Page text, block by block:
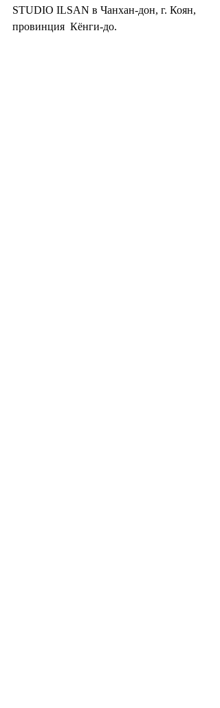
STUDIO ILSAN в Чанхан-дон, г. Коян,
провинция  Кёнги-до.